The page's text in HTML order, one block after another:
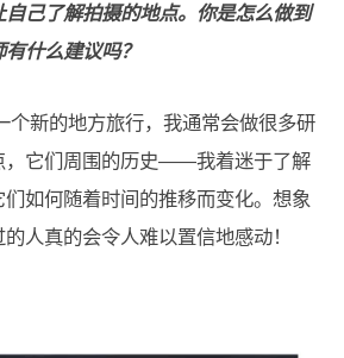
己了解拍摄的地点。你是怎么做到
什么建议吗？
个新的地方旅行，我通常会做很多研
，它们周围的历史——我着迷于了解
如何随着时间的推移而变化。想象
人真的会令人难以置信地感动！